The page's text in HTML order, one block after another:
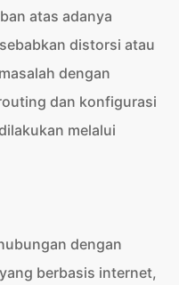
atas adanya
distorsi atau
dengan
dan konfigurasi
melalui
dengan
berbasis internet,